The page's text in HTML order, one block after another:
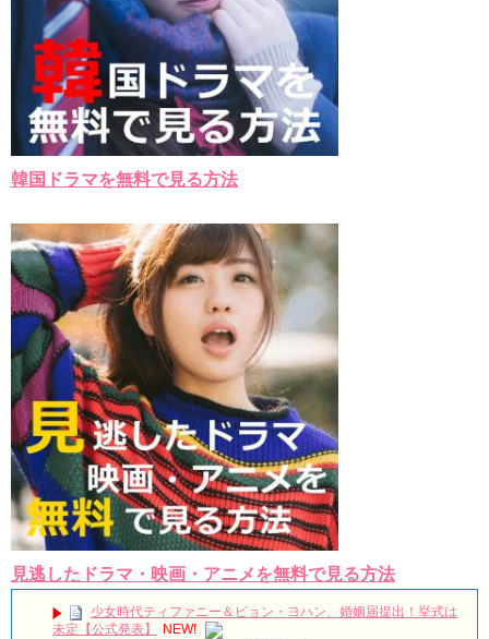
韓国ドラマを無料で見る方法
見逃したドラマ・映画・アニメを無料で見る方法
少女時代ティファニー＆ピョン・ヨハン、婚姻届提出！挙式は
未定【公式発表】
NEW!